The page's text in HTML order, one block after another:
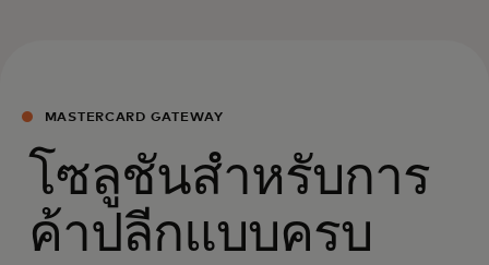
MASTERCARD GATEWAY
โซลูชันสำหรับการ
ค้าปลีกแบบครบ